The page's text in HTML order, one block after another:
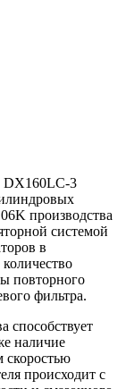
DX160LC-3
производства
системой
в
повторного
фильтра.
способствует
наличие
скоростью
происходит с